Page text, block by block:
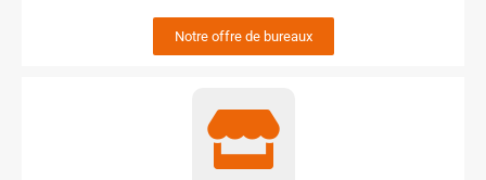
Notre offre de bureaux